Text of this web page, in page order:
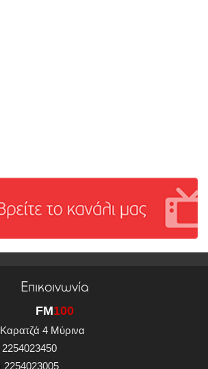
Επικοινωνία
FM100
Καρατζά 4 Μύρινα
2254023450
2254023005